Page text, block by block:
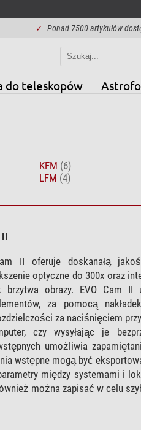
✓ Ponad 7500 artykułów
do teleskopów
KFM (6)
LFM (4)
II
II oferuje doskanałą
optyczne do 300x oraz
brzytwa obrazy. EVO Cam
za pomocą
za naciśnięciem
czy wysyłając je
umożliwia
wstępne mogą być
między systemami i
można zapisać w celu